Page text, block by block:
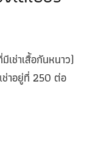
เช่าเสื้อกันหนาว)
ช่าอยู่ที่ 250 ต่อ